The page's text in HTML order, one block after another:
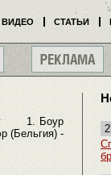
1. Боур
(Бельгия) -
ВИДЕО СТАТЬИ